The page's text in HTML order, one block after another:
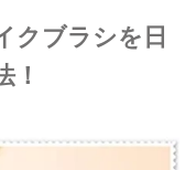
クブラシを日
！